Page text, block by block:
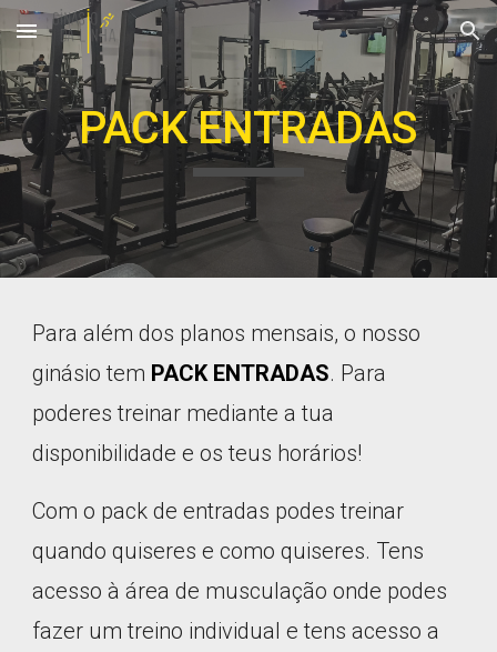
Skip to main content Skip to navigation
PACK ENTRADAS
Para além dos planos mensais, o nosso
ginásio tem PACK ENTRADAS. Para
poderes treinar mediante a tua
disponibilidade e os teus horários!
Com o pack de entradas podes treinar
quando quiseres e como quiseres. Tens
acesso à área de musculação onde podes
fazer um treino individual e tens acesso a